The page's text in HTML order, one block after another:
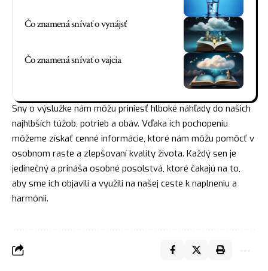
Čo znamená snívať o vynájsť
Čo znamená snívať o vajcia
Sny o výslužke nám môžu priniesť hlboké náhľady do našich
najhlbších túžob, potrieb a obáv. Vďaka ich pochopeniu
môžeme získať cenné informácie, ktoré nám môžu pomôcť v
osobnom raste a zlepšovaní kvality života. Každý sen je
jedinečný a prináša osobné posolstvá, ktoré čakajú na to,
aby sme ich objavili a využili na našej ceste k naplneniu a
harmónii.